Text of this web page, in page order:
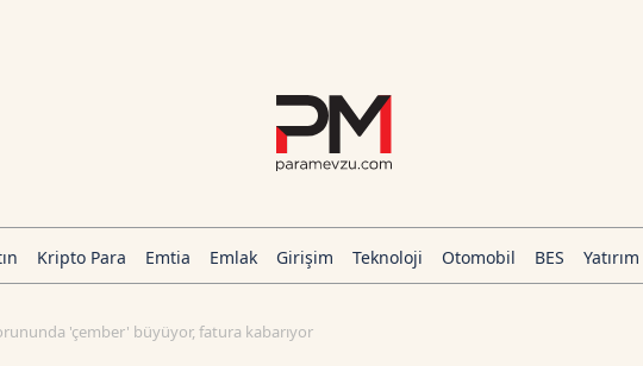
Kripto Para Emtia Emlak Girişim Teknoloji Otomobil BES
'çember' büyüyor, fatura kabarıyor